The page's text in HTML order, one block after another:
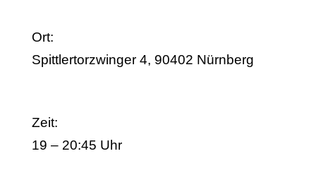
Ort:
Spittlertorzwinger 4, 90402 Nürnberg
Zeit:
19 – 20:45 Uhr